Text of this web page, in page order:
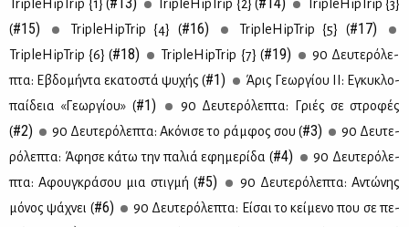
TripleHipTrip {1} ( TripleHipTrip {2} (
TripleHipTrip {3}
(#15) TripleHipTrip {4} (#16) TripleHipTrip {5} (#17)
TripleHipTrip {6} (#18) TripleHipTrip {7} (#19)
90 Δευ­τε­ρό­λε­
πτα: Εβδο­μή­ντα εκα­το­στά ψυ­χής (#1)
Άρις Γε­ωρ­γί­ου ΙΙ: Εγκυ­κλο­
παί­δεια «Γε­ωρ­γί­ου» (#1)
90 Δευ­τε­ρό­λε­πτα: Γριές σε στρο­φές
(#2) 90 Δευ­τε­ρό­λε­πτα: Ακό­νι­σε το ράμ­φος σου (#3)
90 Δευ­τε­
ρό­λε­πτα: Άφη­σε κά­τω την πα­λιά εφη­με­ρί­δα (#4)
90 Δευ­τε­ρό­λε­
πτα: Αφου­γκρά­σου μια στιγ­μή (#5)
90 Δευ­τε­ρό­λε­πτα: Αντώ­νης
μό­νος ψά­χνει (#6)
90 Δευ­τε­ρό­λε­πτα: Εί­σαι το κεί­με­νο που σε πε­